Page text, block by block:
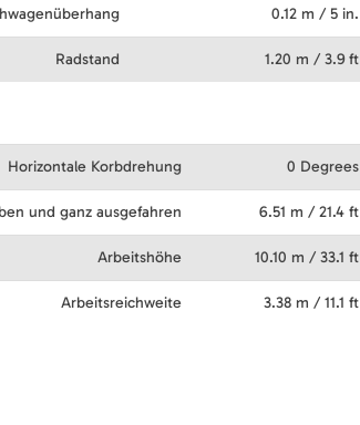
0.12 m / 5 in.
Radstand 1.20 m / 3.9 ft
Horizontale Korbdrehung 0 Degrees
und ganz ausgefahren 6.51 m / 21.4 ft
Arbeitshöhe 10.10 m / 33.1 ft
Arbeitsreichweite 3.38 m / 11.1 ft